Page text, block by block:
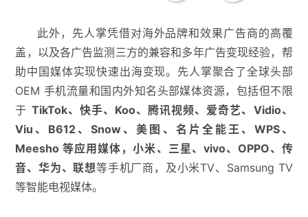
此外，先人掌凭借对海外品牌和效果广告商的高覆
盖，以及各广告监测三方的兼容和多年广告变现经验，帮
助中国媒体实现快速出海变现。先人掌聚合了全球头部
OEM 手机流量和国内外知名头部媒体资源，包括但不限
于 TikTok、快手、Koo、腾讯视频、爱奇艺、Vidio、
Viu、B612、Snow、美图、名片全能王、WPS、
Meesho 等应用媒体，小米、三星、vivo、OPPO、传
音、华为、联想等手机厂商，及小米TV、Samsung TV
等智能电视媒体。